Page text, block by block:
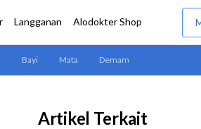
Artikel Terkait